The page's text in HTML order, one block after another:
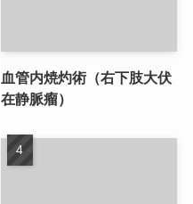
血管内焼灼術（右下肢大伏
在静脈瘤）